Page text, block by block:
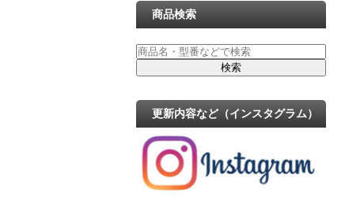
商品検索
更新内容など（インスタグラム）